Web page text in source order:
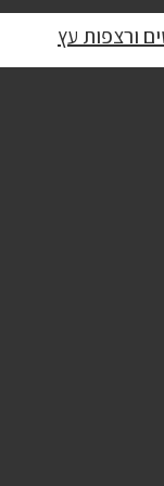
ורצפות עץ